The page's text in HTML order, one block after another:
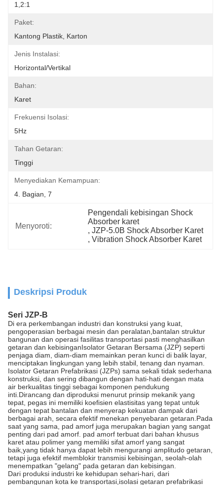
1,2:1
Paket:
Kantong Plastik, Karton
Jenis Instalasi:
Horizontal/Vertikal
Bahan:
Karet
Frekuensi Isolasi:
5Hz
Tahan Getaran:
Tinggi
Menyediakan Kemampuan:
4. Bagian, 7
Menyoroti:
Pengendali kebisingan Shock
Absorber karet
, JZP-5.0B Shock Absorber Karet
, Vibration Shock Absorber Karet
Deskripsi Produk
Seri JZP-B
Di era perkembangan industri dan konstruksi yang kuat,
pengoperasian berbagai mesin dan peralatan,bantalan struktur
bangunan dan operasi fasilitas transportasi pasti menghasilkan
getaran dan kebisinganIsolator Getaran Bersama (JZP) seperti
penjaga diam, diam-diam memainkan peran kunci di balik layar,
menciptakan lingkungan yang lebih stabil, tenang dan nyaman.
Isolator Getaran Prefabrikasi (JZPs) sama sekali tidak sederhana
konstruksi, dan sering dibangun dengan hati-hati dengan mata
air berkualitas tinggi sebagai komponen pendukung
inti.Dirancang dan diproduksi menurut prinsip mekanik yang
tepat, pegas ini memiliki koefisien elastisitas yang tepat untuk
dengan tepat bantalan dan menyerap kekuatan dampak dari
berbagai arah, secara efektif menekan penyebaran getaran.Pada
saat yang sama, pad amorf juga merupakan bagian yang sangat
penting dari pad amorf. pad amorf terbuat dari bahan khusus
karet atau polimer yang memiliki sifat amorf yang sangat
baik,yang tidak hanya dapat lebih mengurangi amplitudo getaran,
tetapi juga efektif memblokir transmisi kebisingan, seolah-olah
menempatkan "gelang" pada getaran dan kebisingan.
Dari produksi industri ke kehidupan sehari-hari, dari
pembangunan kota ke transportasi,isolasi getaran prefabrikasi